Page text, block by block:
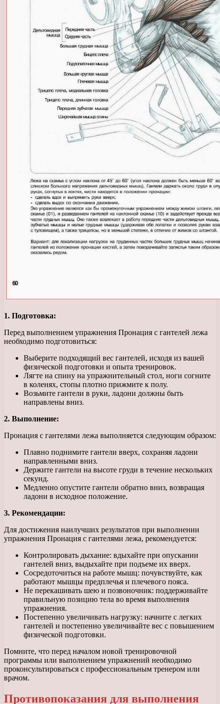
1. Подготовка:
Перед выполнением упражнения Пронация с гантелей лежа
необходимо подготовиться:
Выберите подходящий вес гантелей, исходя из вашей
физической подготовки и опыта тренировок.
Лягте на спину на упражнительный стол, ноги согните
в коленях, стопы плотно прижмите к полу.
Возьмите гантели в руки, ладони должны быть
направлены вниз.
2. Выполнение:
Пронация с гантелями лежа выполняется следующим образом:
Плавно поднимите гантели вверх, сохраняя ладони
направленными вниз.
Держите гантели на высоте груди в течение нескольких
секунд.
Медленно опустите гантели обратно вниз, возвращая
ладони в исходное положение.
3. Рекомендации:
Для достижения наилучших результатов при выполнении
упражнения Пронация с гантелями лежа, рекомендуется:
Контролировать дыхание: вдыхайте при опускании
гантелей вниз, выдыхайте при подъеме их вверх.
Сосредоточиться на работе мышц: почувствуйте, как
работают мышцы предплечья и плечевого пояса.
Не перекашивать шею и позвоночник: поддерживайте
правильную позицию тела во время выполнения
упражнения.
Постепенно увеличивать нагрузку: начните с легких
гантелей и постепенно увеличивайте вес с повышением
физической подготовки.
Помните, что перед началом новой тренировочной
программы или выполнением упражнений необходимо
проконсультироваться с профессиональным тренером или
врачом.
Противопоказания для выполнения